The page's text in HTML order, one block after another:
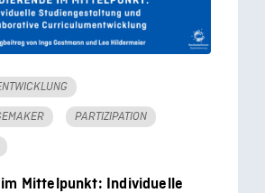
PARTIZIPATION
Mittelpunkt: Individuelle